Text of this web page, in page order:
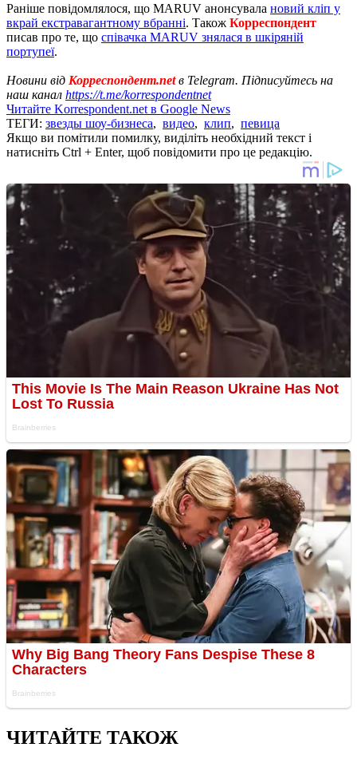
Раніше повідомлялося, що MARUV анонсувала новий кліп у
вкрай екстравагантному вбранні. Також Корреспондент
писав про те, що співачка MARUV знялася в шкіряній
портупеї.
Новини від Корреспондент.netв Telegram. Підписуйтесь на
наш канал https://t.me/korrespondentnet
Читайте Korrespondent.net в Google News
ТЕГИ: звезды шоу-бизнеса, видео, клип, певица
Якщо ви помітили помилку, виділіть необхідний текст і
натисніть Ctrl + Enter, щоб повідомити про це редакцію.
ЧИТАЙТЕ ТАКОЖ